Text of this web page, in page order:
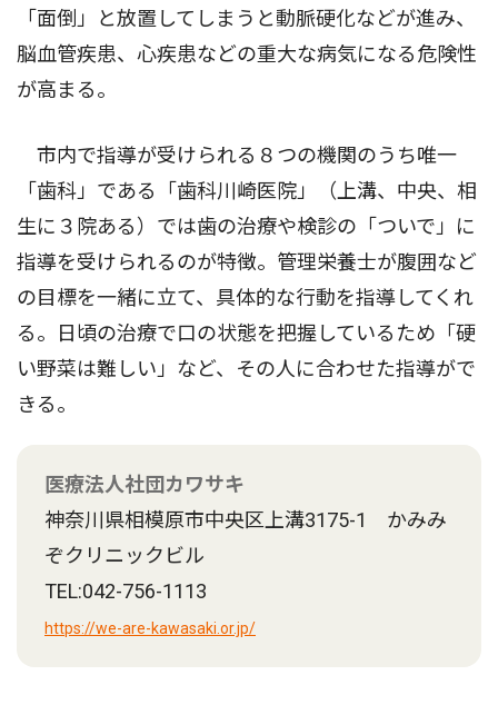
「面倒」と放置してしまうと動脈硬化などが進み、
脳血管疾患、心疾患などの重大な病気になる危険性
が高まる。
市内で指導が受けられる８つの機関のうち唯一
「歯科」である「歯科川崎医院」（上溝、中央、相
生に３院ある）では歯の治療や検診の「ついで」に
指導を受けられるのが特徴。管理栄養士が腹囲など
の目標を一緒に立て、具体的な行動を指導してくれ
る。日頃の治療で口の状態を把握しているため「硬
い野菜は難しい」など、その人に合わせた指導がで
きる。
医療法人社団カワサキ
神奈川県相模原市中央区上溝3175-1 かみみ
ぞクリニックビル
TEL:042-756-1113
https://we-are-kawasaki.or.jp/